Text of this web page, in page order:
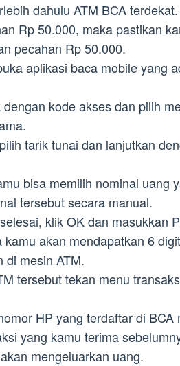
dahulu ATM BCA
Rp 50.000, maka pastikan
pecahan Rp 50.000.
aplikasi baca mobile yang
dengan kode akses dan pilih
tarik tunai dan lanjutkan
bisa memilih nominal uang
tersebut secara manual.
klik OK dan masukkan
kamu akan mendapatkan 6
di mesin ATM.
tersebut tekan menu
HP yang terdaftar di
yang kamu terima
mengeluarkan uang.